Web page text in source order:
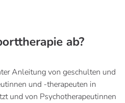
ab?
Anleitung von geschulten und
und -therapeuten in
und von Psychotherapeutinnen